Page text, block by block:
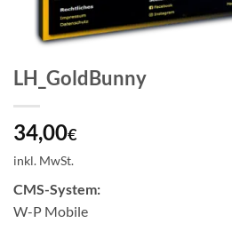
LH_GoldBunny
34,00€
inkl. MwSt.
CMS-System:
W-P Mobile